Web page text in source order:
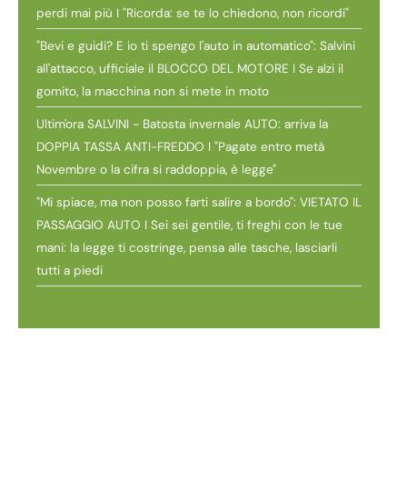
perdi mai più I "Ricorda: se te lo chiedono, non ricordi"
"Bevi e guidi? E io ti spengo l'auto in automatico": Salvini
all'attacco, ufficiale il BLOCCO DEL MOTORE I Se alzi il
gomito, la macchina non si mete in moto
Ultim'ora SALVINI - Batosta invernale AUTO: arriva la
DOPPIA TASSA ANTI-FREDDO I "Pagate entro metà
Novembre o la cifra si raddoppia, è legge"
"Mi spiace, ma non posso farti salire a bordo": VIETATO IL
PASSAGGIO AUTO I Sei sei gentile, ti freghi con le tue
mani: la legge ti costringe, pensa alle tasche, lasciarli
tutti a piedi